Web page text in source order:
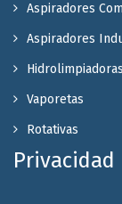
Aspiradores
Aspiradores
Hidrolimpiadoras
Vaporetas
Rotativas
Privacidad